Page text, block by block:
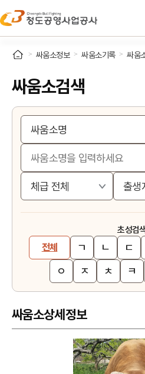
싸움소정보 싸움소기록 싸움
싸움소검색
초성검
전체 ㄱ ㄴ ㄷ
ㅇ
ㅈ ㅊ ㅋ
싸움소상세정보